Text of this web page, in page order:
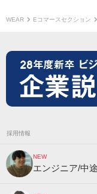
WEAR Eコマースセクション
採用情報
NEW
エンジニア/中